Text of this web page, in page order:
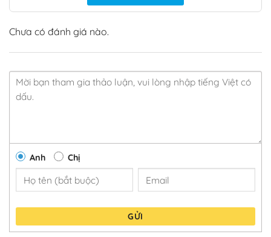
Chưa có đánh giá nào.
Anh Chị
GỬI